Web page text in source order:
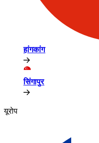
हांगकांग​​
सिंगापुर​​
यूरोप​​